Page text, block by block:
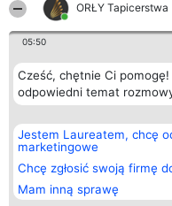
ORŁY Tapicerstwa
05:50
Cześć, chętnie Ci
odpowiedni temat
Jestem Laureatem, chcę
marketingowe
Chcę zgłosić swoją firmę
Mam inną sprawę
Organizator plebiscytu
Bright Side Solutions sp. z o.
o. sp. k.
ul. Ruska 22
Wrocław 50-079
KRS 0000749100 | Regon
381313360 | NIP 8943132676